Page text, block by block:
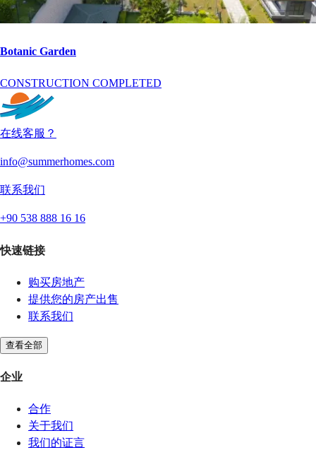
Botanic Garden
CONSTRUCTION COMPLETED
在线客服？
info@summerhomes.com
联系我们
+90 538 888 16 16
快速链接
购买房地产
提供您的房产出售
联系我们
查看全部
企业
合作
关于我们
我们的证言